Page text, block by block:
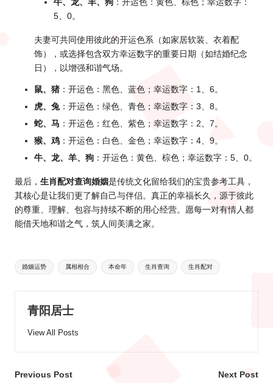
牛、龙、羊、狗 ：开运色：黄色、棕色；幸运数字：
5、0。
夫妻可共同使用彼此的开运色系（如家居软装、衣着配
饰），或选择包含双方幸运数字的重要日期（如结婚纪念
日），以增强和谐气场。
鼠、猪：开运色：黑色、蓝色；幸运数字：1、6。
虎、兔：开运色：绿色、青色；幸运数字：3、8。
蛇、马 ：开运色：红色、紫色；幸运数字：2、7。
猴、鸡 ：开运色：白色、金色；幸运数字：4、9。
牛、龙、羊、狗 ：开运色：黄色、棕色；幸运数字：5、0。
最后， 生肖配对查询婚姻是传统文化留给我们的宝贵参考工具，
其核心是让我们更了解自己与伴侣。真正的幸福长久，源于彼此
的尊重、理解、包容与持续不断的用心经营。愿每一对有情人都
能借天地和谐之气，筑人间美满之家。
Tags:
婚姻运势 属相相合 本命年 生肖查询 生肖配对
青阳居士
View All Posts
Post
Previous Post Next Post